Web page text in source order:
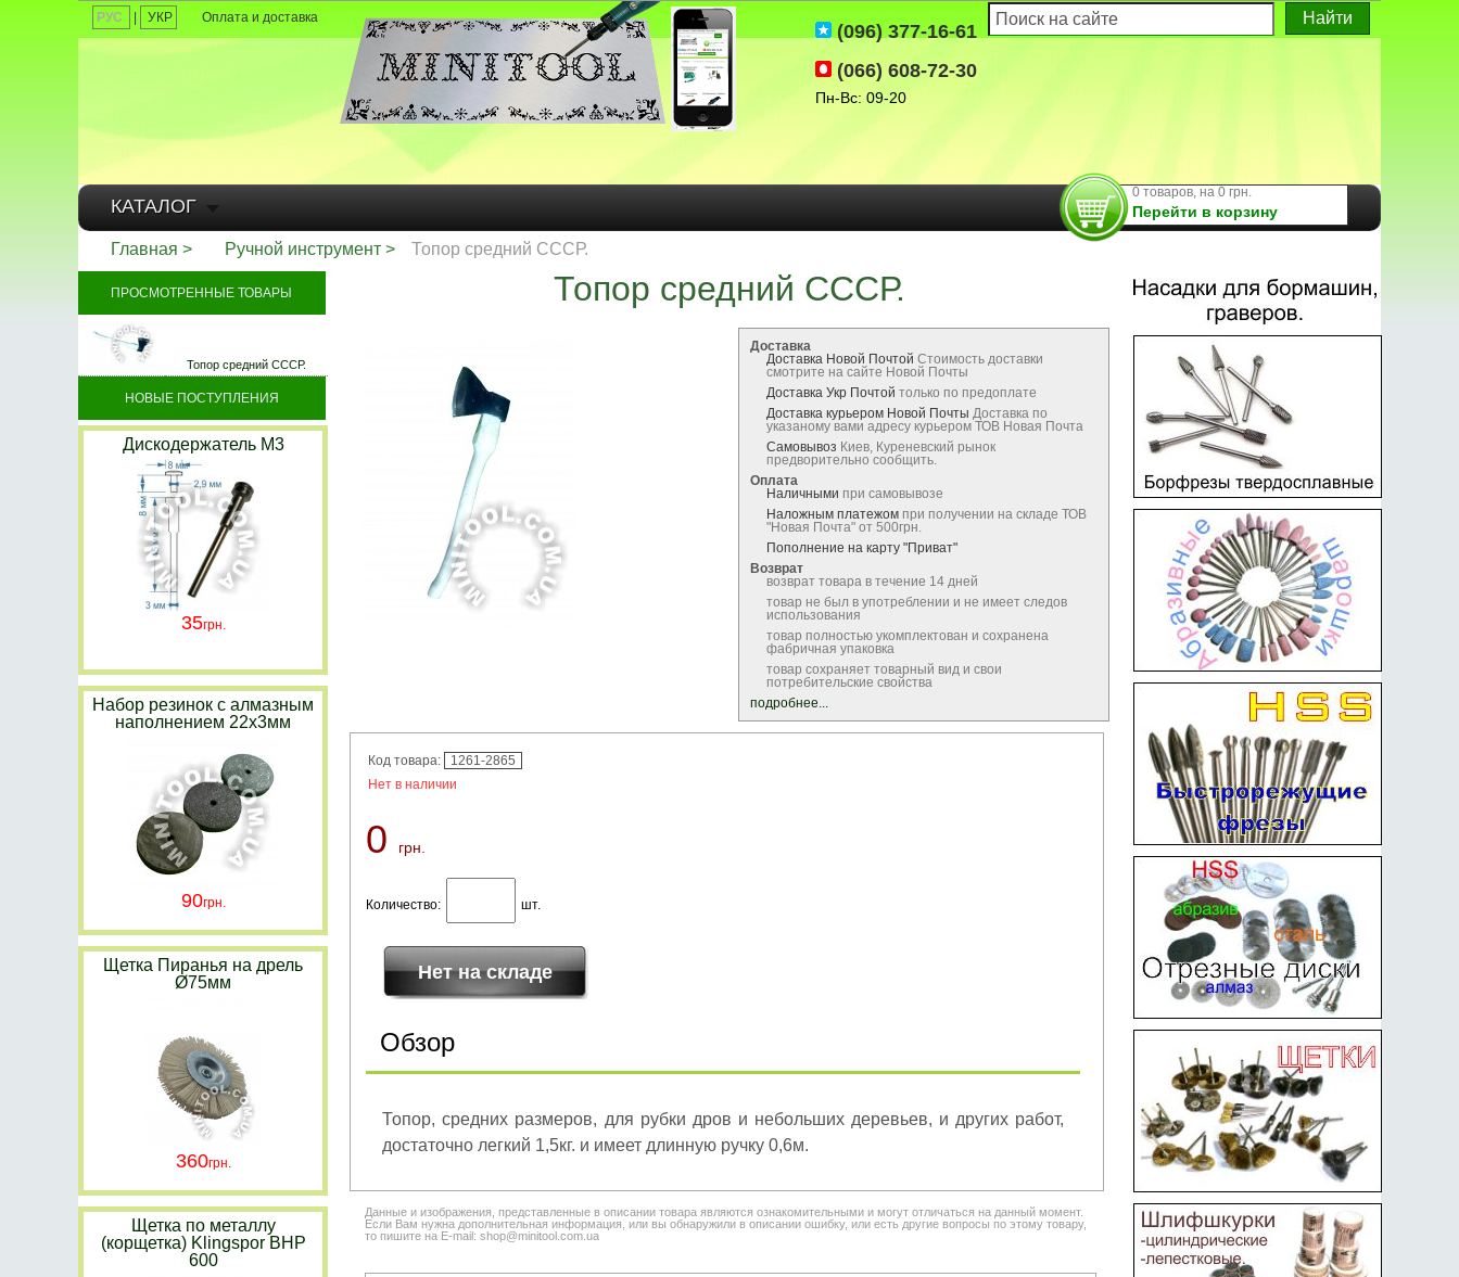
РУС УКР Оплата и доставка
(096) 377-16-61
(066) 608-72-30
Пн-Вс: 09-20
0 товаров, на 0 грн.
Перейти в корзину
КАТАЛОГ
Главная Ручной инструмент Топор средний СССР.
Топор средний СССР.
Доставка
Доставка Новой Почтой Стоимость доставки
смотрите на сайте Новой Почты
Доставка Укр Почтой только по предоплате
Доставка курьером Новой Почты Доставка по
указаному вами адресу курьером ТОВ Новая Почта
Самовывоз Киев, Куреневский рынок
предворительно сообщить.
Оплата
Наличными при самовывозе
Наложным платежом при получении на складе ТОВ
"Новая Почта" от 500грн.
Пополнение на карту "Приват"
Возврат
возврат товара в течение 14 дней
товар не был в употреблении и не имеет следов
использования
товар полностью укомплектован и сохранена
фабричная упаковка
товар сохраняет товарный вид и свои
потребительские свойства
подробнее...
Код товара:
1261-2865
Нет в наличии
0 грн.
Количество: шт.
Обзор
Топор, средних размеров, для рубки дров и небольших деревьев, и других работ,
достаточно легкий 1,5кг. и имеет длинную ручку 0,6м.
Данные и изображения, представленные в описании товара являются ознакомительными и могут отличаться на данный момент.
Если Вам нужна дополнительная информация, или вы обнаружили в описании ошибку, или есть другие вопросы по этому товару,
то пишите на E-mail: shop@minitool.com.ua
ПРОСМОТРЕННЫЕ ТОВАРЫ
Топор средний СССР.
НОВЫЕ ПОСТУПЛЕНИЯ
Дискодержатель M3
35
Набор резинок с алмазным
наполнением 22х3мм
90
Щетка Пиранья на дрель
Ø75мм
360
Щетка по металлу
(корщетка) Klingspor BHP
600